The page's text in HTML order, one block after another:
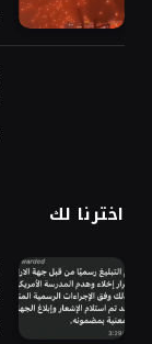
اخترنا لك